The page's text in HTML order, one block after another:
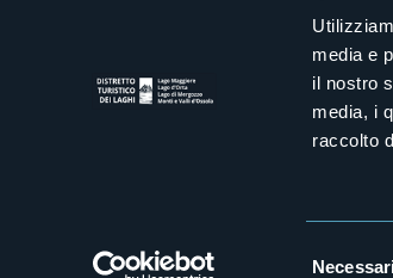
media e
il nostro
media, i
raccolto
Distretto Turistico dei Laghi Scrl
Sede legale e operativa: Corso Italia 26
infoturismo@distrettolaghi.ite